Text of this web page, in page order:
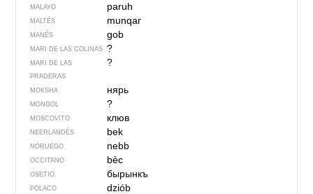
MALAYO paruh
MALTÉS munqar
MANÉS gob
MARI DE LAS COLINAS ?
MARI DE LAS
PRADERAS
?
MOKSHA нярь
MONGOL ?
MOSCOVITO клюв
NEERLANDÉS bek
NORUEGO nebb
OCCITANO bèc
OSETIO бырынкъ
POLACO dziób